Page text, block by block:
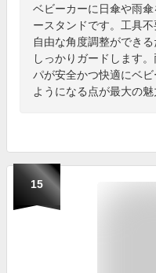
ベビーカーに日傘や雨
ースタンドです。工具
自由な角度調整ができ
しっかりガードします
パが安全かつ快適にベ
ようになる点が最大の魅
15